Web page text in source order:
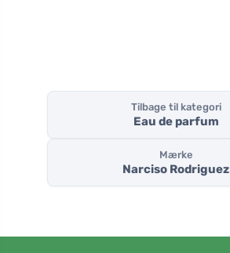
Tilbage til kategori
Eau de parfum
Mærke
Narciso Rodriguez